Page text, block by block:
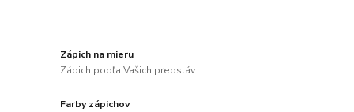
Zápich na mieru
Zápich podľa Vašich predstáv.
Farby zápichov